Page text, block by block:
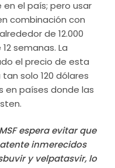
el país; pero usar
combinación con
de 12.000
semanas. La
el precio de esta
solo 120 dólares
en países donde las
espera evitar que
inmerecidos
y velpatasvir, lo